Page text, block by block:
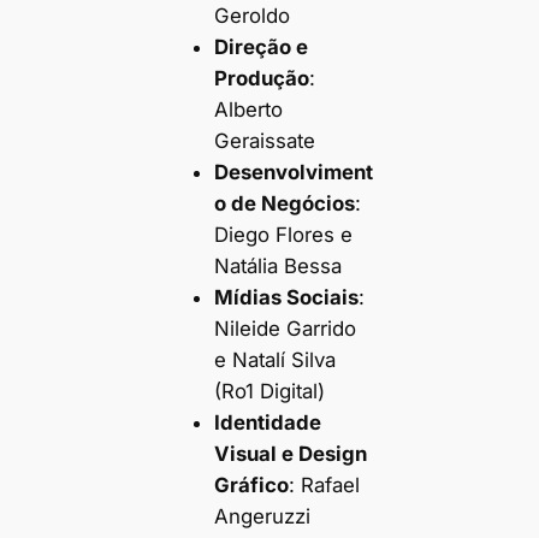
Geroldo
Direção e
Produção:
Alberto
Geraissate
Desenvolviment
o de Negócios:
Diego Flores e
Natália Bessa
Mídias Sociais:
Nileide Garrido
e Natalí Silva
(Ro1 Digital)
Identidade
Visual e Design
Gráfico: Rafael
Angeruzzi